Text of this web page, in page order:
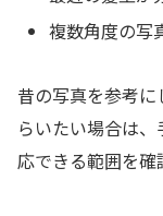
複数角度の写
昔の写真を参考
らいたい場合は
応できる範囲を確